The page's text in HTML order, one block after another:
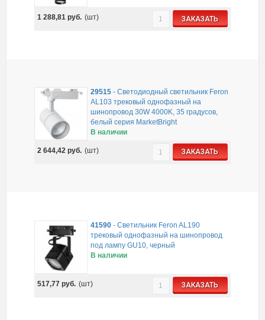
1 288,81руб. (шт) ЗАКАЗАТЬ
29515 -Светодиодный светильник Feron
AL103 трековый однофазный на
шинопровод 30W 4000K, 35 градусов,
белый серия MarketBright
В наличии
2 644,42руб. (шт) ЗАКАЗАТЬ
41590 -Светильник Feron AL190
трековый однофазный на шинопровод
под лампу GU10, черный
В наличии
517,77руб. (шт) ЗАКАЗАТЬ